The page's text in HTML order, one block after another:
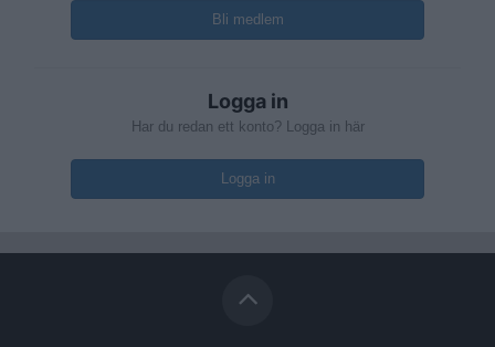
Bli medlem
Logga in
Har du redan ett konto? Logga in här
Logga in